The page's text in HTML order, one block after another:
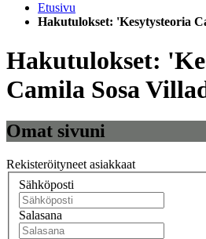
Etusivu
Hakutulokset: 'Kesytysteoria
Hakutulokset:
Camila Sosa
Omat sivuni
Rekisteröityneet asiakkaat
Sähköposti
Salasana